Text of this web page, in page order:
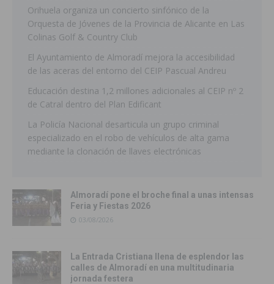
Orihuela organiza un concierto sinfónico de la
Orquesta de Jóvenes de la Provincia de Alicante en Las
Colinas Golf & Country Club
El Ayuntamiento de Almoradí mejora la accesibilidad
de las aceras del entorno del CEIP Pascual Andreu
Educación destina 1,2 millones adicionales al CEIP nº 2
de Catral dentro del Plan Edificant
La Policía Nacional desarticula un grupo criminal
especializado en el robo de vehículos de alta gama
mediante la clonación de llaves electrónicas
Almoradí pone el broche final a unas intensas
Feria y Fiestas 2026
03/08/2026
La Entrada Cristiana llena de esplendor las
calles de Almoradí en una multitudinaria
jornada festera